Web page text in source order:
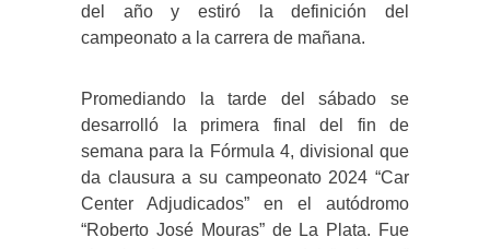
del año y estiró la definición del
campeonato a la carrera de mañana.
Promediando la tarde del sábado se
desarrolló la primera final del fin de
semana para la Fórmula 4, divisional que
da clausura a su campeonato 2024 “Car
Center Adjudicados” en el autódromo
“Roberto José Mouras” de La Plata. Fue